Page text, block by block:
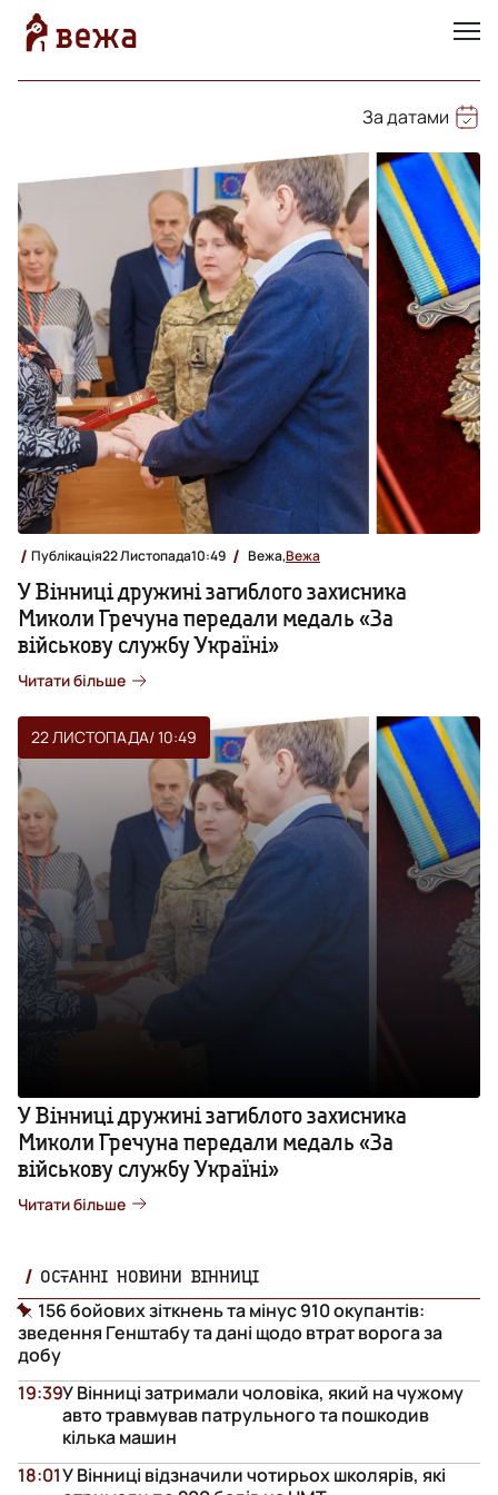
За датами
Публікація22 Листопада10:49 Вежа,Вежа
У Вінниці дружині загиблого захисника
Миколи Гречуна передали медаль «За
військову службу Україні»
Читати більше
22 ЛИСТОПАДА/ 10:49
У Вінниці дружині загиблого захисника
Миколи Гречуна передали медаль «За
військову службу Україні»
Читати більше
ОСТАННІ НОВИНИ ВІННИЦІ
156 бойових зіткнень та мінус 910 окупантів:
зведення Генштабу та дані щодо втрат ворога за
добу
У Вінниці затримали чоловіка, який на чужому
авто травмував патрульного та пошкодив
кілька машин
19:39
У Вінниці відзначили чотирьох школярів, які
18:01